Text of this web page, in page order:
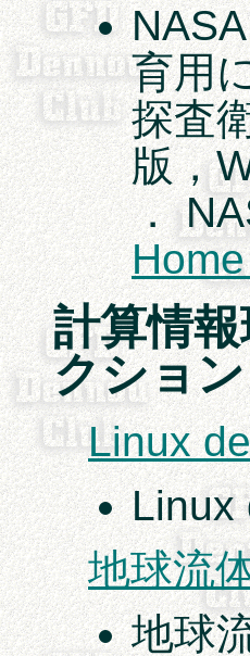
育用
探査
版，
．
計算情
クション
Linux
Linux
地球流
地球